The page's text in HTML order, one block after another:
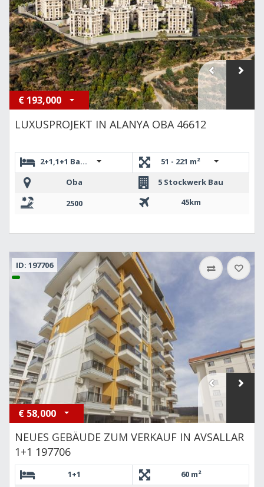
€ 193,000
LUXUSPROJEKT IN ALANYA OBA 46612
2+1,1+1 Bahçe ,5+1 DUBLEKS,4+1 DUBLEKS,4+1 BAHÇE
51 - 221 m²
Oba
5 Stockwerk Bau
2500
45km
ID: 197706
€ 58,000
NEUES GEBÄUDE ZUM VERKAUF IN AVSALLAR
1+1 197706
1+1
60 m²